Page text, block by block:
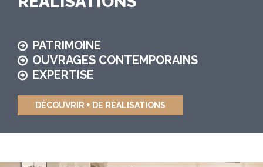
PATRIMOINE
OUVRAGES CONTEMPORAINS
EXPERTISE
DÉCOUVRIR + DE RÉALISATIONS